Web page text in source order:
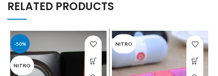
RELATED PRODUCTS
-50%
NITRO
NITRO